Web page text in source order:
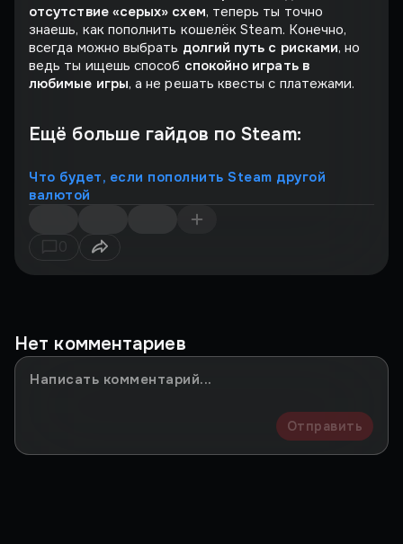
отсутствие «серых» схем, теперь ты точно
знаешь, как пополнить кошелёк Steam. Конечно,
всегда можно выбрать долгий путь с рисками, но
ведь ты ищешь способ спокойно играть в
любимые игры, а не решать квесты с платежами.
Ещё больше гайдов по Steam:
Что будет, если пополнить Steam другой
валютой
0
Нет комментариев
Отправить